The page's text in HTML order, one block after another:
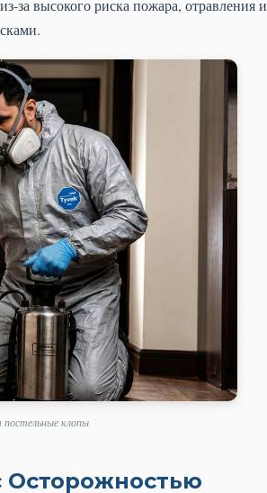
за высокого риска пожара, отравления и
клопы